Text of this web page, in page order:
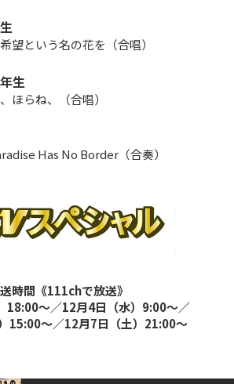
望という名の花を（合唱）
生
ほらね、（合唱）
Has No Border（合奏）
時間《111chで放送》
18:00～／12月4日（水）9:00～／
15:00～／12月7日（土）21:00～